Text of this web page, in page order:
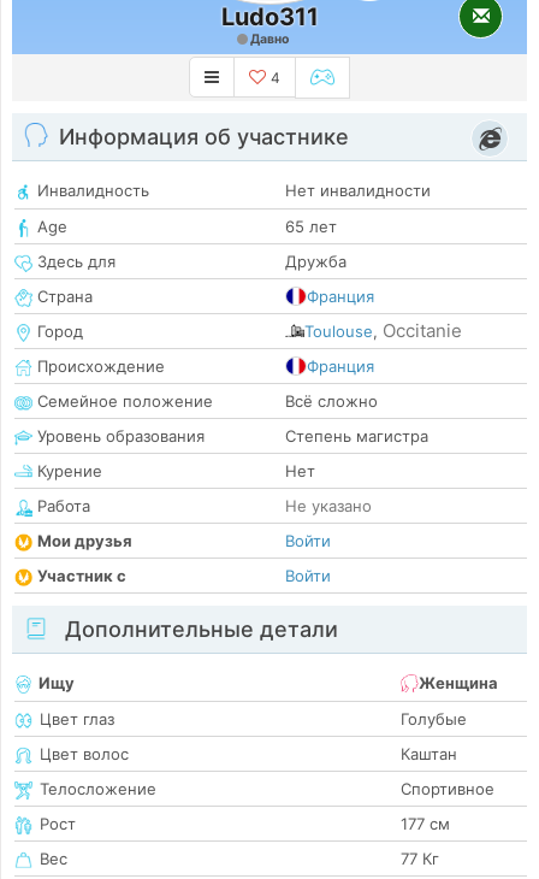
Ludo311
Давно
4
Информация об участнике
Инвалидность
Нет инвалидности
Age
65 лет
Здесь для
Дружба
Страна
Франция
Город
Toulouse, Occitanie
Происхождение
Франция
Семейное положение
Всё сложно
Уровень образования
Степень магистра
Курение
Нет
Работа
Не указано
Мои друзья
Войти
Участник с
Войти
Дополнительные детали
Ищу
Женщина
Цвет глаз
Голубые
Цвет волос
Каштан
Телосложение
Спортивное
Рост
177 см
Вес
77 Кг